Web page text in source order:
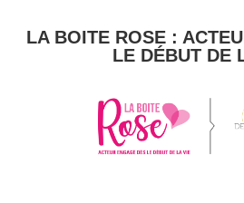
LA BOITE ROSE :
LE DÉBUT DE